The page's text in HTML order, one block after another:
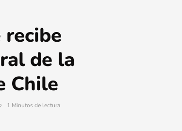
de la
Chile
1 Minutos de lectura